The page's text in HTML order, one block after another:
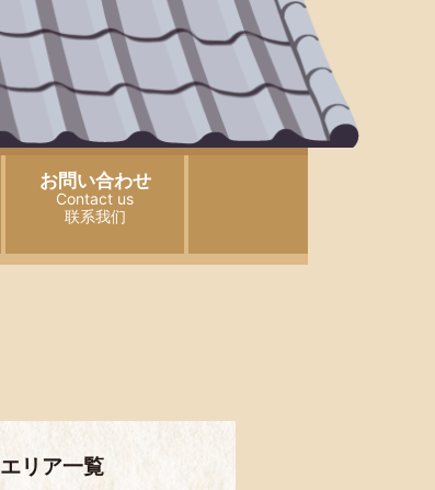
お問い合わせ
Contact us
联系我们
エリア一覧